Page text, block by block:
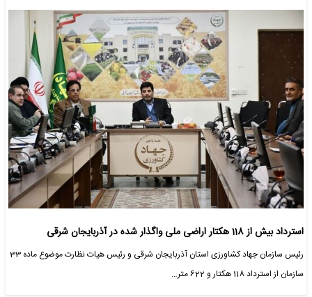
استرداد بیش از 118 هکتار اراضی ‌ملی واگذار شده در آذربایجان شرقی
رئیس سازمان جهاد کشاورزی استان آذربایجان شرقی و رئیس هیات نظارت موضوع ماده 33
سازمان از استرداد 118 هکتار و 622 متر…